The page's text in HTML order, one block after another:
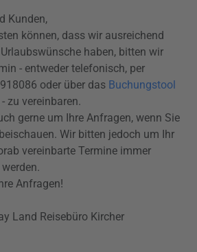
Kunden,
können, dass wir ausreichend
haben, bitten wir
- entweder telefonisch, per
oder über das Buchungstool
zu vereinbaren.
gerne um Ihre Anfragen, wenn Sie
Wir bitten jedoch um Ihr
vereinbarte Termine immer
Anfragen!
Land Reisebüro Kircher